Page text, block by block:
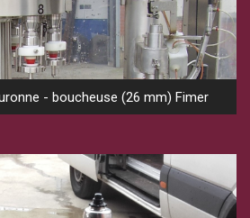
- boucheuse (26 mm) Fimer